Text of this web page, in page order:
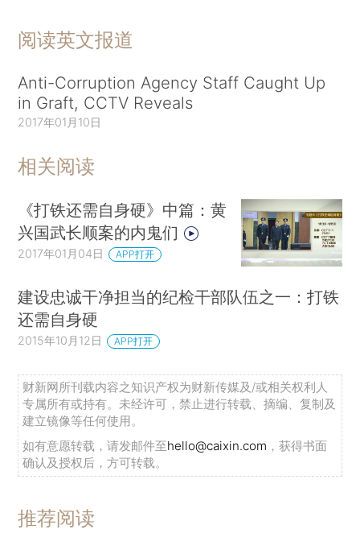
阅读英文报道
Anti-Corruption Agency Staff Caught Up
in Graft, CCTV Reveals
2017年01月10日
相关阅读
《打铁还需自身硬》中篇：黄
兴国武长顺案的内鬼们
2017年01月04日 APP打开
建设忠诚干净担当的纪检干部队伍之一：打铁
还需自身硬
2015年10月12日 APP打开
财新网所刊载内容之知识产权为财新传媒及/或相关权利人
专属所有或持有。未经许可，禁止进行转载、摘编、复制及
建立镜像等任何使用。
如有意愿转载，请发邮件至hello@caixin.com ，获得书面
确认及授权后，方可转载。
推荐阅读